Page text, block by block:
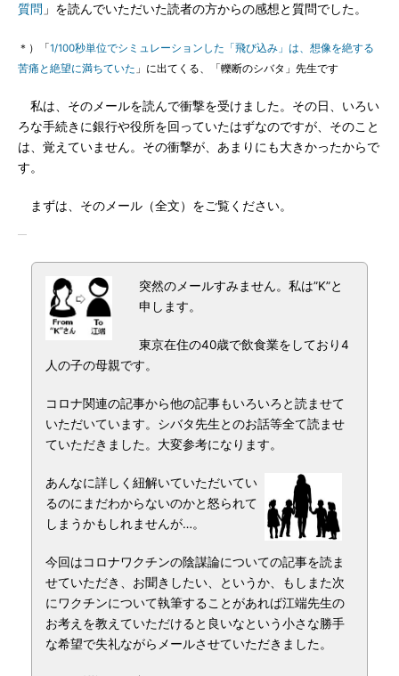
質問 」を読んでいただいた読者の方からの感想と質問でした。
＊）「1/100秒単位でシミュレーションした「飛び込み」は、想像を絶する
苦痛と絶望に満ちていた 」に出てくる、「轢断のシバタ」先生です
私は、そのメールを読んで衝撃を受けました。その日、いろい
ろな手続きに銀行や役所を回っていたはずなのですが、そのこと
は、覚えていません。その衝撃が、あまりにも大きかったからで
す。
まずは、そのメール（全文）をご覧ください。
突然のメールすみません。私は”K”と
申します。
東京在住の40歳で飲食業をしており4
人の子の母親です。
コロナ関連の記事から他の記事もいろいろと読ませて
いただいています。シバタ先生とのお話等全て読ませ
ていただきました。大変参考になります。
あんなに詳しく紐解いていただいてい
るのにまだわからないのかと怒られて
しまうかもしれませんが…。
今回はコロナワクチンの陰謀論についての記事を読ま
せていただき、お聞きしたい、というか、もしまた次
にワクチンについて執筆することがあれば江端先生の
お考えを教えていただけると良いなという小さな勝手
な希望で失礼ながらメールさせていただきました。